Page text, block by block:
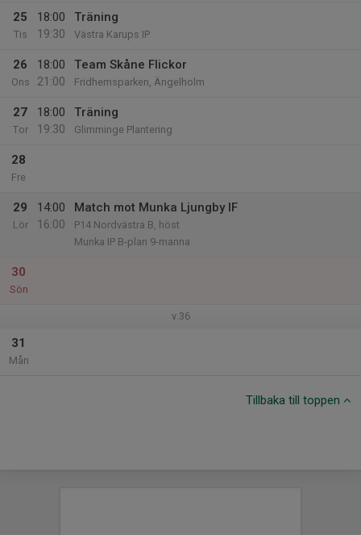
25
Tis
18:00
19:30
Träning
Västra Karups IP
26
Ons
18:00
21:00
Team Skåne Flickor
Fridhemsparken, Ängelholm
27
Tor
18:00
19:30
Träning
Glimminge Plantering
28
Fre
29
Lör
14:00
16:00
Match mot Munka Ljungby IF
P14 Nordvästra B, höst
Munka IP B-plan 9-manna
30
Sön
v.36
31
Mån
Tillbaka till toppen